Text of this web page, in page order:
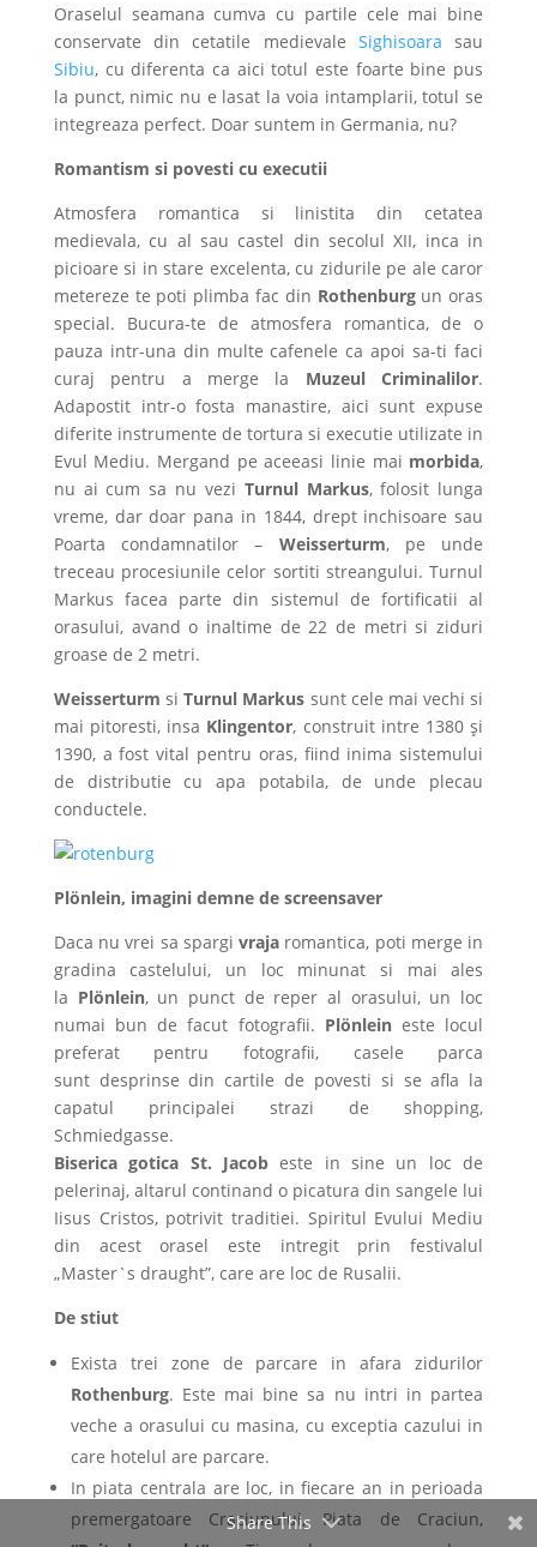
Oraselul seamana cumva cu partile cele mai bine
conservate din cetatile medievale Sighisoara sau
Sibiu, cu diferenta ca aici totul este foarte bine pus
la punct, nimic nu e lasat la voia intamplarii, totul se
integreaza perfect. Doar suntem in Germania, nu?
Romantism si povesti cu executii
Atmosfera romantica si linistita din cetatea
medievala, cu al sau castel din secolul XII, inca in
picioare si in stare excelenta, cu zidurile pe ale caror
metereze te poti plimba fac din Rothenburgun oras
special. Bucura-te de atmosfera romantica, de o
pauza intr-una din multe cafenele ca apoi sa-ti faci
curaj pentru a merge la Muzeul Criminalilor.
Adapostit intr-o fosta manastire, aici sunt expuse
diferite instrumente de tortura si executie utilizate in
Evul Mediu. Mergand pe aceeasi linie mai morbida,
nu ai cum sa nu vezi Turnul Markus, folosit lunga
vreme, dar doar pana in 1844, drept inchisoare sau
Poarta condamnatilor – Weisserturm, pe unde
treceau procesiunile celor sortiti streangului. Turnul
Markus facea parte din sistemul de fortificatii al
orasului, avand o inaltime de 22 de metri si ziduri
groase de 2 metri.
Weisserturm siTurnul Markus sunt cele mai vechi si
mai pitoresti, insa Klingentor, construit intre 1380 şi
1390, a fost vital pentru oras, fiind inima sistemului
de distributie cu apa potabila, de unde plecau
conductele.
Plönlein, imagini demne de screensaver
Daca nu vrei sa spargivraja romantica, poti merge in
gradina castelului, un loc minunat si mai ales
la Plönlein, un punct de reper al orasului, un loc
numai bun de facut fotografii. Plönleineste locul
preferat pentru fotografii, casele parca
sunt desprinse din cartile de povesti si se afla la
capatul principalei strazi de shopping,
Schmiedgasse.
Biserica gotica St. Jacobeste in sine un loc de
pelerinaj, altarul continand o picatura din sangele lui
Iisus Cristos, potrivit traditiei. Spiritul Evului Mediu
din acest orasel este intregit prin festivalul
„Master`s draught”, care are loc de Rusalii.
De stiut
Exista trei zone de parcare in afara zidurilor
Rothenburg. Este mai bine sa nu intri in partea
veche a orasului cu masina, cu exceptia cazului in
care hotelul are parcare.
In piata centrala are loc, in fiecare an in perioada
premergatoare Craciunului, Piata de Craciun,
Share This